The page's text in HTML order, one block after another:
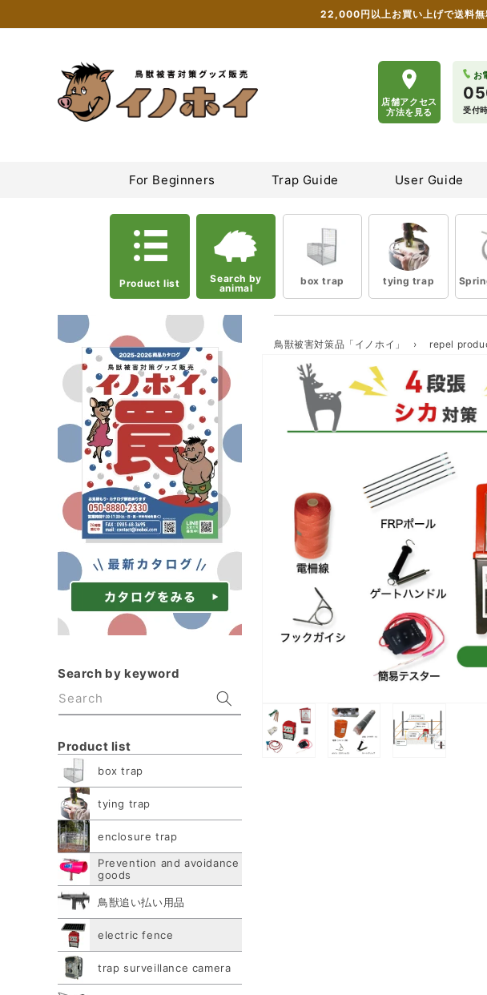
content
22,000円以上お買い上げで送料無
店舗アクセス
方法を見る
お
受付
For Beginners Trap Guide User Guide
Product list
Search by
animal
box trap tying trap
Search by keyword
Search
Product list
box trap
tying trap
enclosure trap
Prevention and avoidance
goods
鳥獣追い払い用品
electric fence
trap surveillance camera
鳥獣被害対策品「イノホイ」 › repel
product
information
Open
media
1